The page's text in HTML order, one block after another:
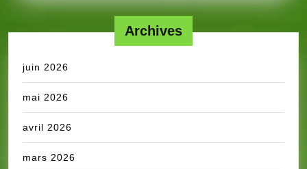
Archives
juin 2026
mai 2026
avril 2026
mars 2026